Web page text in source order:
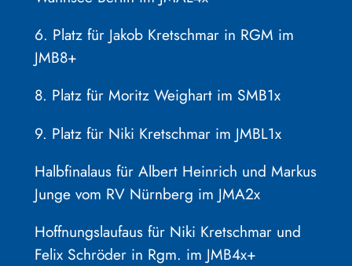
6. Platz für Jakob Kretschmar in RGM im
JMB8+
8. Platz für Moritz Weighart im SMB1x
9. Platz für Niki Kretschmar im JMBL1x
Halbfinalaus für Albert Heinrich und Markus
Junge vom RV Nürnberg im JMA2x
Hoffnungslaufaus für Niki Kretschmar und
Felix Schröder in Rgm. im JMB4x+